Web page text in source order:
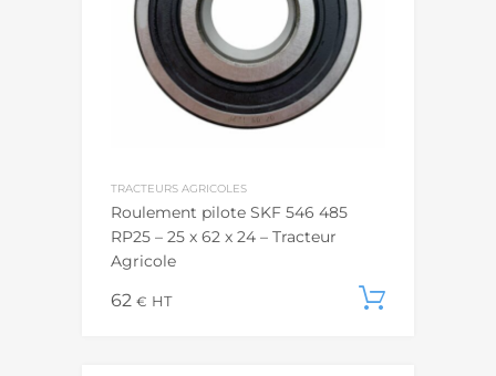
TRACTEURS AGRICOLES
Roulement pilote SKF 546 485
RP25 – 25 x 62 x 24 – Tracteur
Agricole
62 € HT